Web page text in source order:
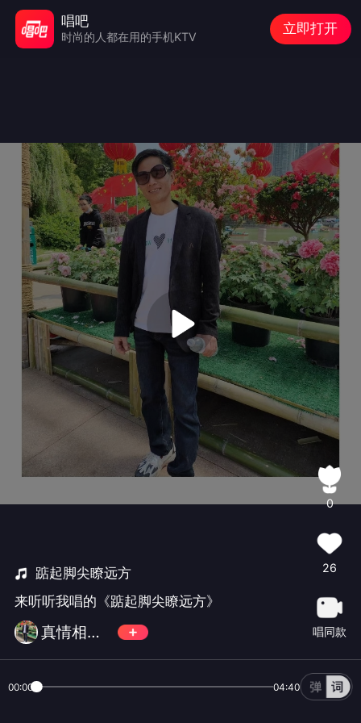
踮起脚尖瞭远方
来听听我唱的《踮起脚尖瞭远方》
真情相遇🐥🐌🐆
0
26
唱同款
00:00 04:40
唱吧
时尚的人都在用的手机KTV
立即打开